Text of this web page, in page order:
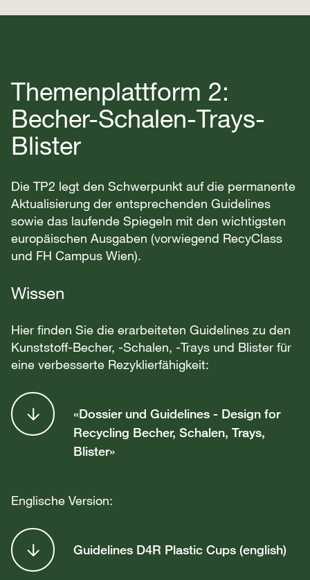
Themenplattform 2:
Becher-Schalen-Trays-
Blister
Die TP2 legt den Schwerpunkt auf die permanente
Aktualisierung der entsprechenden Guidelines
sowie das laufende Spiegeln mit den wichtigsten
europäischen Ausgaben (vorwiegend RecyClass
und FH Campus Wien).
Wissen
Hier finden Sie die erarbeiteten Guidelines zu den
Kunststoff-Becher, -Schalen, -Trays und Blister für
eine verbesserte Rezyklierfähigkeit:
«Dossier und Guidelines - Design for
Recycling Becher, Schalen, Trays,
Blister»
Englische Version:
Guidelines D4R Plastic Cups (english)